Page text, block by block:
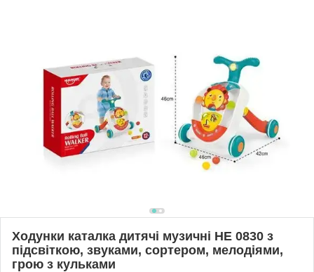
Ходунки каталка дитячі музичні НЕ 0830 з
підсвіткою, звуками, сортером, мелодіями,
грою з кульками